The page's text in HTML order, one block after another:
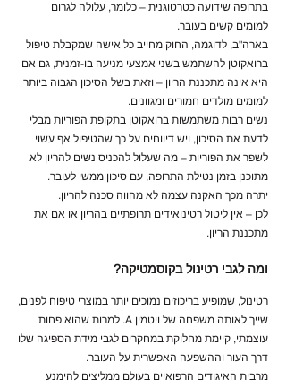
בתרופה שידועה כטרטוגנית – כלומר, עלולה לגרום
למומים קשים בעובר.
בארה"ב, לדוגמה, החוק מחייב כל אישה שמקבלת טיפול
ברואקוטן להשתמש בשני אמצעי מניעה בו-זמנית, גם אם
היא אינה מתכננת הריון – וזאת בשל הסיכון הגבוה ביותר
למומים מולדים חמורים ומגוונים.
נשים רבות משתמשות ברואקוטן בתקופת הפוריות מבלי
לדעת את הסיכון, ויש דיווחים על כך שהטיפול אף עשוי
לשפר את הפוריות – מה שעלול להכניס נשים להריון לא
מתוכנן בזמן נטילת התרופה, עם סיכון ממשי לעובר.
יתרה מכך האקנה עצמה לא מהווה סכנה להריון.
לכן – אין ליטול רטינואידים תרופתיים בהריון או אם את
מתכננת הריון.
ומה לגבי רטינול בקוסמטיקה?
רטינול, שמופיע בריכוזים נמוכים יותר במוצרי טיפוח לפנים,
שייך לאותה משפחה של ויטמין A. למרות שהוא פחות
עוצמתי, קיימת מחלוקת במחקרים לגבי מידת הספיגה שלו
דרך העור וההשפעה האפשרית על העובר.
מרבית האיגודים הרפואיים בעולם ממליצים להימנע